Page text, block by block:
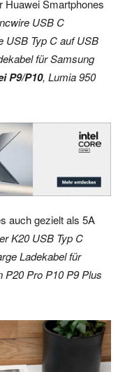
Huawei Smartphones
USB C
USB Typ C auf USB
für Samsung
P9/P10, Lumia 950
auch gezielt als 5A
K20 USB Typ C
Ladekabel für
P20 Pro P10 P9 Plus